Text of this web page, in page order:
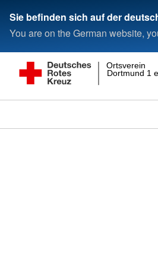
Sie befinden sich auf der
You are on the German website,
Dortmund 1
Ortsverein